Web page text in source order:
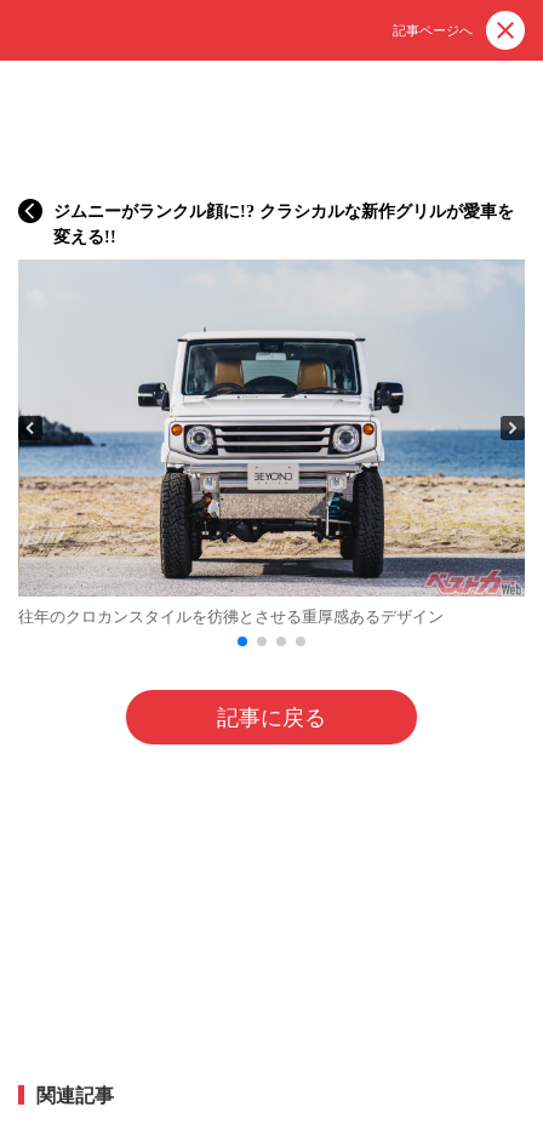
記事ページへ
ジムニーがランクル顔に!? クラシカルな新作グリルが愛車を
変える!!
往年のクロカンスタイルを彷彿とさせる重厚感あるデザイン
記事に戻る
関連記事